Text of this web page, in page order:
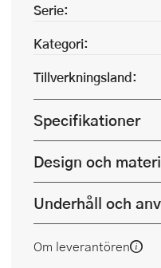
Serie:
Kategori:
Tillverkningsland:
Specifikationer
Design och
Underhåll och
Om leverantören